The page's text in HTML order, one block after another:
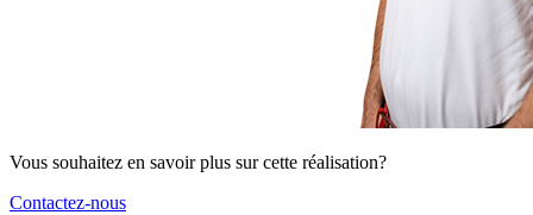
Vous souhaitez en savoir plus sur cette réalisation?
Contactez-nous